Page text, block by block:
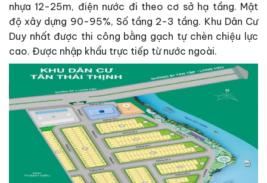
nhựa 12-25m, điện nước đi theo cơ sở hạ tầng. Mật
độ xây dựng 90-95%, Số tầng 2-3 tầng. Khu Dân Cư
Duy nhất được thi công bằng gạch tự chèn chiệu lực
cao. Được nhập khẩu trực tiếp từ nước ngoài.